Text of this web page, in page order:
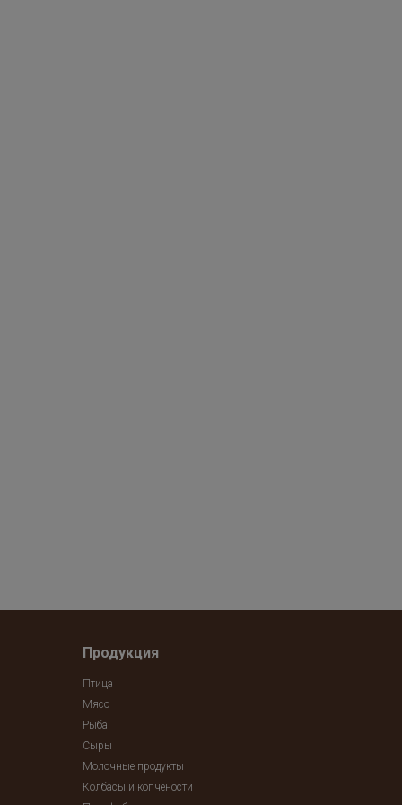
Продукция
Птица
Мясо
Рыба
Сыры
Молочные продукты
Колбасы и копчености